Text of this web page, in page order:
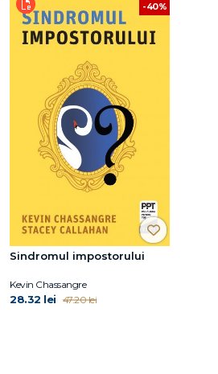
-40%
Sindromul impostorului
Kevin Chassangre
28.32 lei 47.20 lei